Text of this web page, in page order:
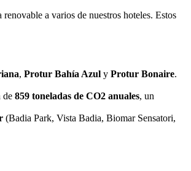
renovable a varios de nuestros hoteles. Estos
, Protur Bahía Azul y Protur Bonaire.
de 859 toneladas de CO2 anuales, un
(Badia Park, Vista Badia, Biomar Sensatori,